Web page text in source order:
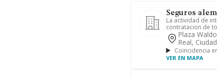
Seguros
La actividad de
contratacion de
Plaza
Real,
Coincidencia
VER EN MAPA